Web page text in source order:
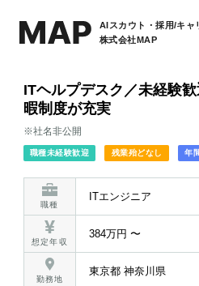
AIスカウト・採用/キャ
株式会社MAP
ITヘルプデスク／未経験
暇制度が充実
※社名非公開
職種未経験歓迎 残業殆どなし 年
職種
ITエンジニア
想定年収
384万円 〜
勤務地
東京都 神奈川県